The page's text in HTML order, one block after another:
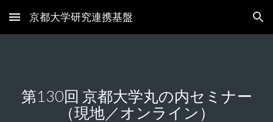
Skip to main content Skip to navigation
京都大学研究連携基盤
第1 30回 京都大学丸の内セミナー
（現地／オンライン）